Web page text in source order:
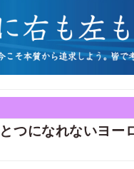
つになれないヨー